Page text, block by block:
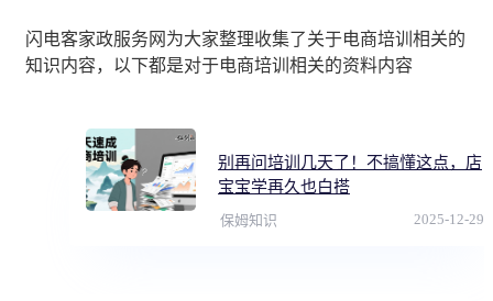
闪电客家政服务网为大家整理收集了关于电商培训相关的
知识内容，以下都是对于电商培训相关的资料内容
别再问培训几天了！不搞懂这点，店
宝宝学再久也白搭
保姆知识 2025-12-29